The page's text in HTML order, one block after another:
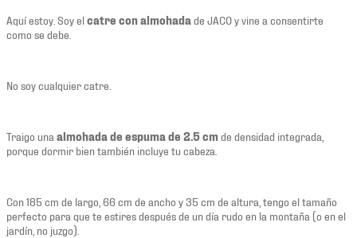
Aquí estoy. Soy elcatre con almohada de JACO y vine a consentirte
como se debe.
No soy cualquier catre.
Traigo una almohada de espuma de 2.5 cm de densidad integrada,
porque dormir bien también incluye tu cabeza.
Con 185 cm de largo, 66 cm de ancho y 35 cm de altura, tengo el tamaño
perfecto para que te estires después de un día rudo en la montaña (o en el
jardín, no juzgo).